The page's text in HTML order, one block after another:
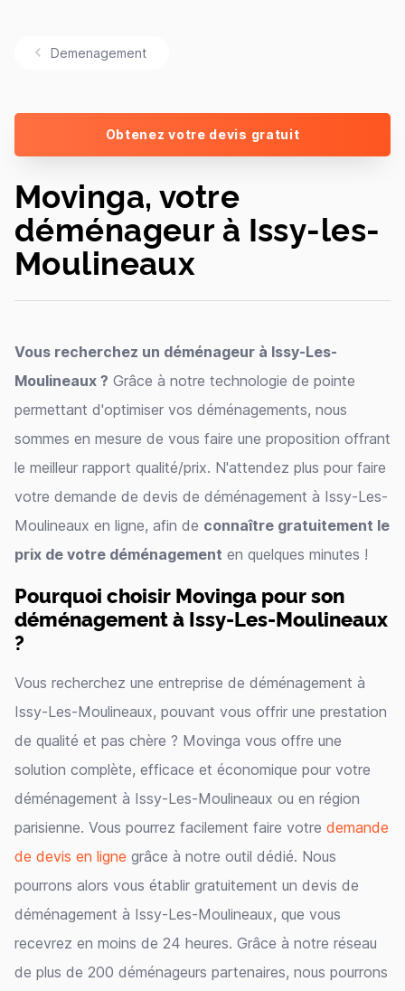
Demenagement
Obtenez votre devis gratuit
Movinga, votre
déménageur à Issy-les-
Moulineaux
Vous recherchez un déménageur à Issy-Les-
Moulineaux ? Grâce à notre technologie de pointe
permettant d'optimiser vos déménagements, nous
sommes en mesure de vous faire une proposition offrant
le meilleur rapport qualité/prix. N'attendez plus pour faire
votre demande de devis de déménagement à Issy-Les-
Moulineaux en ligne, afin de connaître gratuitement le
prix de votre déménagement en quelques minutes !
Pourquoi choisir Movinga pour son
déménagement à Issy-Les-Moulineaux
?
Vous recherchez une entreprise de déménagement à
Issy-Les-Moulineaux, pouvant vous offrir une prestation
de qualité et pas chère ? Movinga vous offre une
solution complète, efficace et économique pour votre
déménagement à Issy-Les-Moulineaux ou en région
parisienne. Vous pourrez facilement faire votre demande
de devis en ligne grâce à notre outil dédié. Nous
pourrons alors vous établir gratuitement un devis de
déménagement à Issy-Les-Moulineaux, que vous
recevrez en moins de 24 heures. Grâce à notre réseau
de plus de 200 déménageurs partenaires, nous pourrons